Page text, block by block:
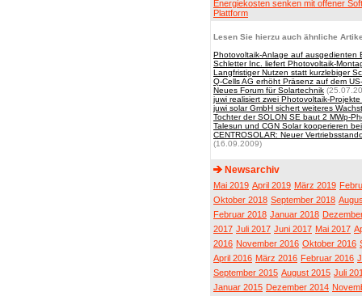
Energiekosten senken mit offener
Plattform
Lesen Sie hierzu auch ähnliche
Photovoltaik-Anlage auf ausgedienten
Schletter Inc. liefert Photovoltaik-
Langfristiger Nutzen statt kurzlebiger
Q-Cells AG erhöht Präsenz auf dem
Neues Forum für Solartechnik
juwi realisiert zwei Photovoltaik-
juwi solar GmbH sichert weiteres
Tochter der SOLON SE baut 2 MWp-
Talesun und CGN Solar kooperieren
CENTROSOLAR: Neuer
(16.09.2009)
Newsarchiv
Mai 2019 April 2019 März 2019
Oktober 2018 September 2018
Februar 2018 Januar 2018
2017 Juli 2017 Juni 2017 Mai 2017
2016 November 2016 Oktober 2016
April 2016 März 2016 Februar 2016
September 2015 August 2015 Juli
Januar 2015 Dezember 2014